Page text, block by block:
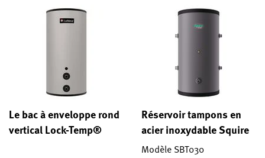
Le bac à enveloppe rond
vertical Lock-Temp®
Réservoir tampons en
acier inoxydable Squire
Modèle SBT030